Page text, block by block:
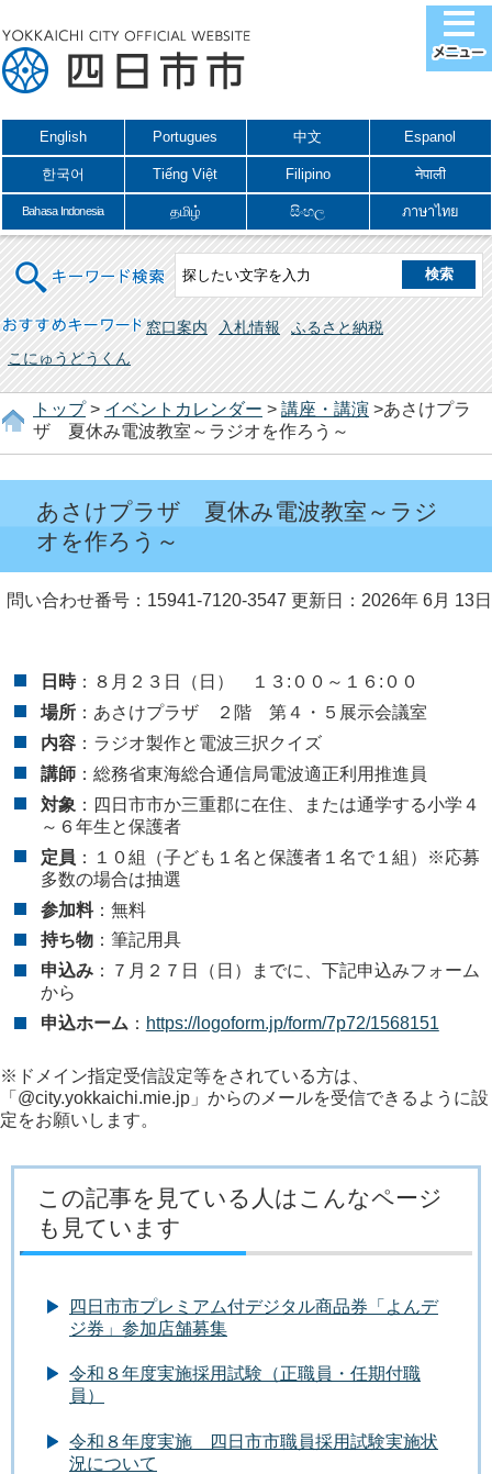
English Portugues 中文 Espanol
한국어 Tiếng Việt Filipino नेपाली
Bahasa Indonesia தமிழ் සිංහල ภาษาไทย
キーワード検索
おすすめキーワード 窓口案内 入札情報
ふるさと納税
こにゅうどうくん
トップ> イベントカレンダー > 講座・講演 >あさけプラ
ザ 夏休み電波教室～ラジオを作ろう～
あさけプラザ 夏休み電波教室～ラジ
オを作ろう～
問い合わせ番号：15941-7120-3547 更新日：2026年 6月 13日
日時：８月２３日（日） １３:００～１６:００
場所：あさけプラザ ２階 第４・５展示会議室
内容：ラジオ製作と電波三択クイズ
講師：総務省東海総合通信局電波適正利用推進員
対象 ：四日市市か三重郡に在住、または通学する小学４
～６年生と保護者
定員 ：１０組（子ども１名と保護者１名で１組）※応募
多数の場合は抽選
参加料：無料
持ち物：筆記用具
申込み：７月２７日（日）までに、下記申込みフォーム
から
申込ホーム： https://logoform.jp/form/7p72/1568151
※ドメイン指定受信設定等をされている方は、
「@city.yokkaichi.mie.jp」からのメールを受信できるように設
定をお願いします。
この記事を見ている人はこんなページ
も見ています
四日市市プレミアム付デジタル商品券「よんデ
ジ券」参加店舗募集
令和８年度実施採用試験（正職員・任期付職
員）
令和８年度実施 四日市市職員採用試験実施状
況について